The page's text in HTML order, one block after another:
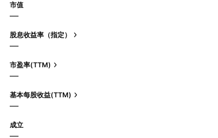
市值
—
股息收益率（指定）
—
市盈率(TTM)
—
基本每股收益(TTM)
—
成立
—